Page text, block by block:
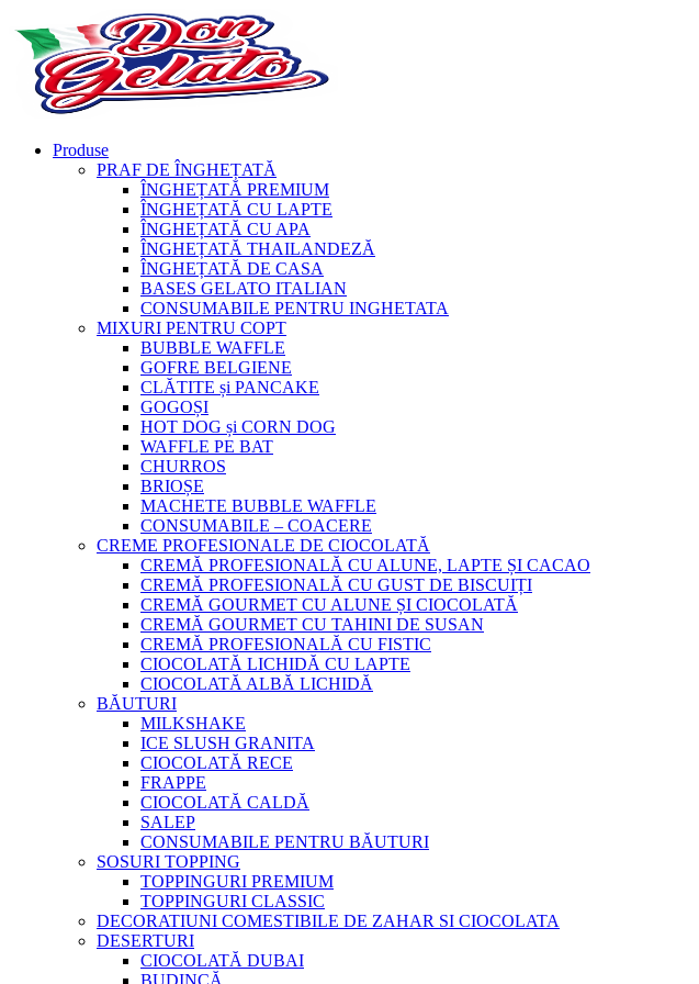
Produse
PRAF DE ÎNGHEȚATĂ
ÎNGHEȚATĂ PREMIUM
ÎNGHEȚATĂ CU LAPTE
ÎNGHEȚATĂ CU APA
ÎNGHEȚATĂ THAILANDEZĂ
ÎNGHEȚATĂ DE CASA
BASES GELATO ITALIAN
CONSUMABILE PENTRU INGHETATA
MIXURI PENTRU COPT
BUBBLE WAFFLE
GOFRE BELGIENE
CLĂTITE și PANCAKE
GOGOȘI
HOT DOG și CORN DOG
WAFFLE PE BAT
CHURROS
BRIOȘE
MACHETE BUBBLE WAFFLE
CONSUMABILE – COACERE
CREME PROFESIONALE DE CIOCOLATĂ
CREMĂ PROFESIONALĂ CU ALUNE, LAPTE ȘI CACAO
CREMĂ PROFESIONALĂ CU GUST DE BISCUIȚI
CREMĂ GOURMET CU ALUNE ȘI CIOCOLATĂ
CREMĂ GOURMET CU TAHINI DE SUSAN
CREMĂ PROFESIONALĂ CU FISTIC
CIOCOLATĂ LICHIDĂ CU LAPTE
CIOCOLATĂ ALBĂ LICHIDĂ
BĂUTURI
MILKSHAKE
ICE SLUSH GRANITA
CIOCOLATĂ RECE
FRAPPE
CIOCOLATĂ CALDĂ
SALEP
CONSUMABILE PENTRU BĂUTURI
SOSURI TOPPING
TOPPINGURI PREMIUM
TOPPINGURI CLASSIC
DECORATIUNI COMESTIBILE DE ZAHAR SI CIOCOLATA
DESERTURI
CIOCOLATĂ DUBAI
BUDINCĂ